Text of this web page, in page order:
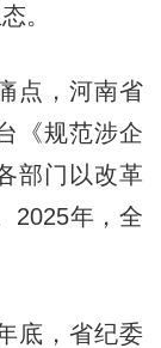
。
点，河南省
《规范涉企
部门以改革
2025年，全
底，省纪委